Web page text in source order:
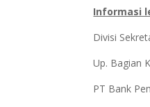
Informasi
Divisi
Up. Bagian
PT Bank